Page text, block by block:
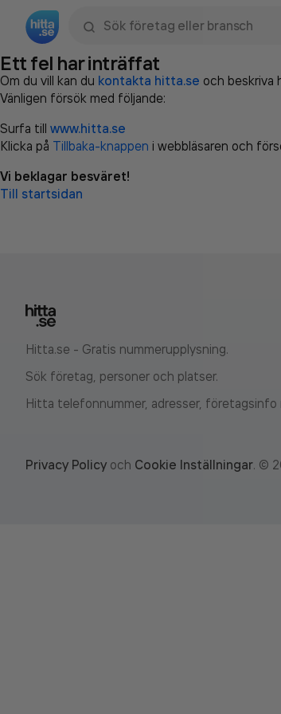
Ett fel har inträffat
Om du vill kan du kontakta hitta.se och beskriva
Vänligen försök med följande:
Surfa till www.hitta.se
Klicka på Tillbaka-knappen i webbläsaren och
Vi beklagar besväret!
Till startsidan
Hitta.se - Gratis nummerupplysning.
Sök företag, personer och platser.
Hitta telefonnummer, adresser, företagsinfo
Privacy Policy och Cookie Inställningar. ©